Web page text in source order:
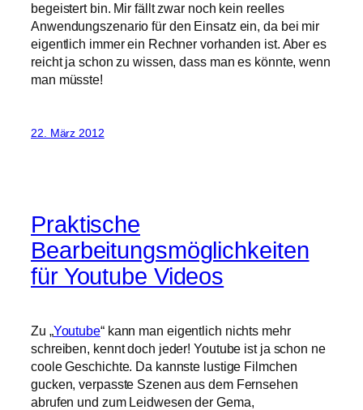
begeistert bin. Mir fällt zwar noch kein reelles
Anwendungszenario für den Einsatz ein, da bei mir
eigentlich immer ein Rechner vorhanden ist. Aber es
reicht ja schon zu wissen, dass man es könnte, wenn
man müsste!
22. März 2012
Praktische
Bearbeitungsmöglichkeiten
für Youtube Videos
Zu „Youtube“ kann man eigentlich nichts mehr
schreiben, kennt doch jeder! Youtube ist ja schon ne
coole Geschichte. Da kannste lustige Filmchen
gucken, verpasste Szenen aus dem Fernsehen
abrufen und zum Leidwesen der Gema,